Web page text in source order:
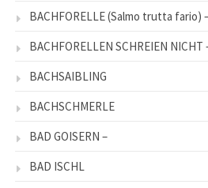
BACHFORELLE (Salmo trutta fario)
BACHFORELLEN SCHREIEN NICHT
BACHSAIBLING
BACHSCHMERLE
BAD GOISERN –
BAD ISCHL